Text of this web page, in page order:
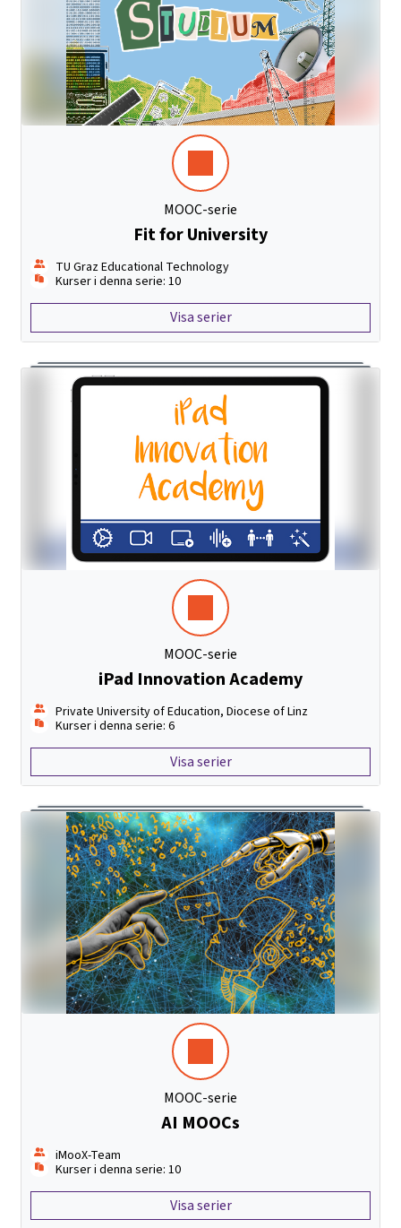
MOOC-serie
Fit for University
TU Graz Educational Technology
Kurser i denna serie: 10
Visa serier
MOOC-serie
iPad Innovation Academy
Private University of Education, Diocese of Linz
Kurser i denna serie: 6
Visa serier
MOOC-serie
AI MOOCs
iMooX-Team
Kurser i denna serie: 10
Visa serier